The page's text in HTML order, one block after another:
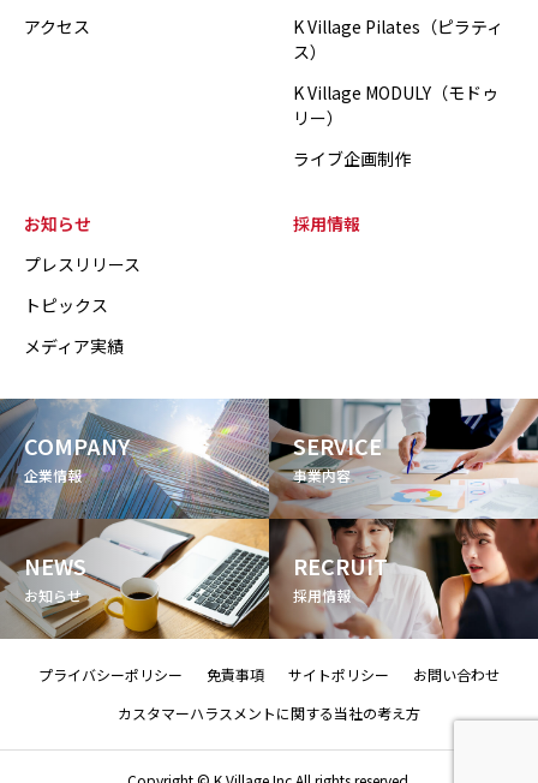
アクセス
K Village Pilates（ピラティ
ス）
K Village MODULY（モドゥ
リー）
ライブ企画制作
お知らせ
プレスリリース
トピックス
メディア実績
採用情報
COMPANY
企業情報
SERVICE
事業内容
NEWS
お知らせ
RECRUIT
採用情報
プライバシーポリシー 免責事項 サイトポリシー
お問い合わせ
カスタマーハラスメントに関する当社の考え方